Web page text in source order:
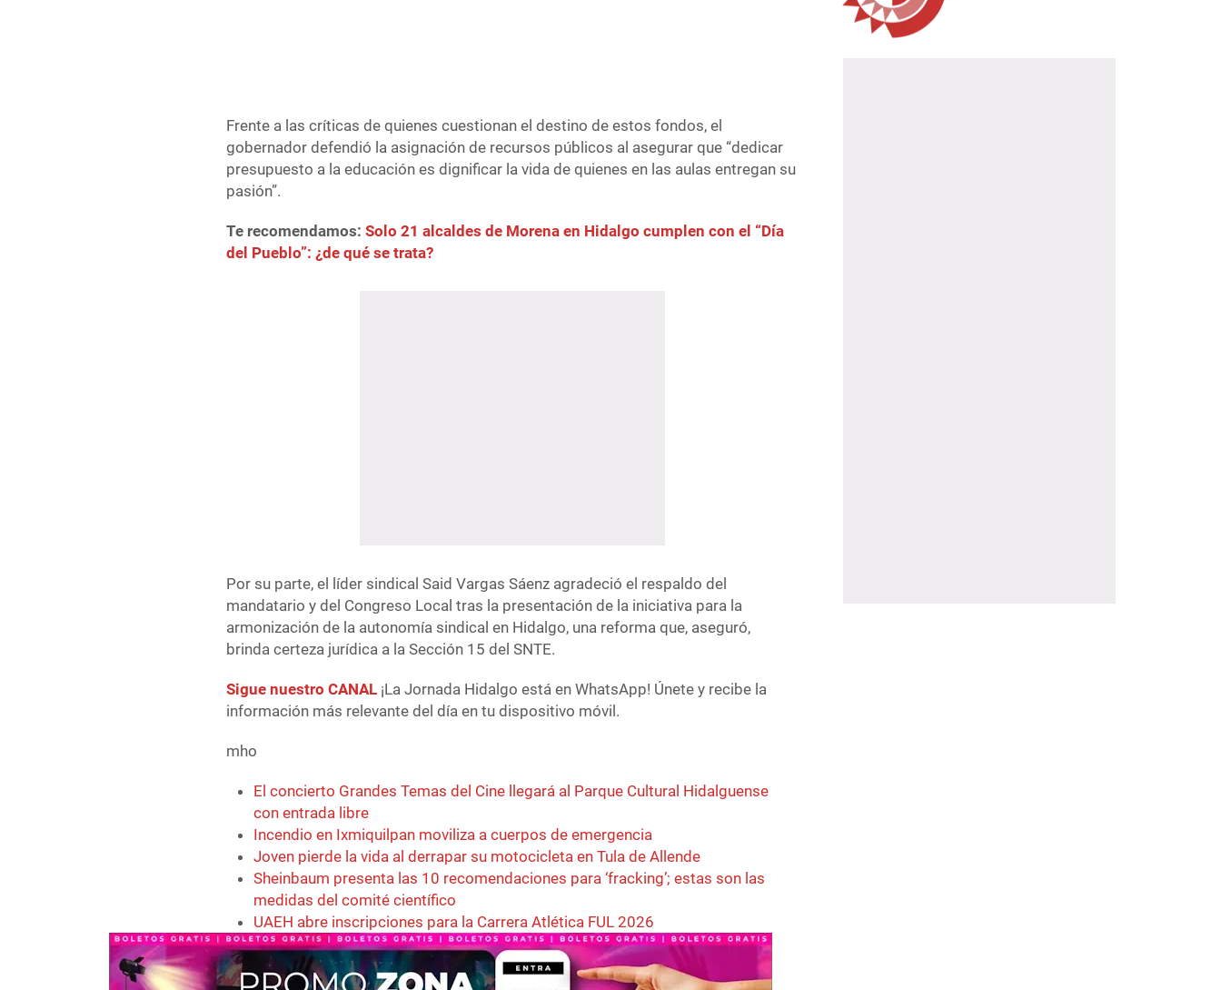
Frente a las críticas de quienes cuestionan el destino de estos fondos, el
gobernador defendió la asignación de recursos públicos al asegurar que “dedicar
presupuesto a la educación es dignificar la vida de quienes en las aulas entregan su
pasión”.
Te recomendamos:Solo 21 alcaldes de Morena en Hidalgo cumplen con el “Día
del Pueblo”: ¿de qué se trata?
Por su parte, el líder sindical Said Vargas Sáenz agradeció el respaldo del
mandatario y del Congreso Local tras la presentación de la iniciativa para la
armonización de la autonomía sindical en Hidalgo, una reforma que, aseguró,
brinda certeza jurídica a la Sección 15 del SNTE.
Sigue nuestro CANAL ¡La Jornada Hidalgo está en WhatsApp! Únete y recibe la
información más relevante del día en tu dispositivo móvil.
mho
El concierto Grandes Temas del Cine llegará al Parque Cultural Hidalguense
con entrada libre
Incendio en Ixmiquilpan moviliza a cuerpos de emergencia
Joven pierde la vida al derrapar su motocicleta en Tula de Allende
Sheinbaum presenta las 10 recomendaciones para ‘fracking’; estas son las
medidas del comité científico
UAEH abre inscripciones para la Carrera Atlética FUL 2026